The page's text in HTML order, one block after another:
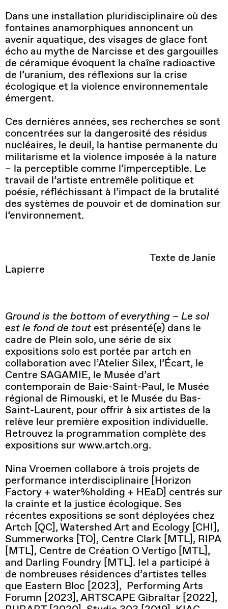
Dans une installation pluridisciplinaire où des
fontaines anamorphiques annoncent un
avenir aquatique, des visages de glace font
écho au mythe de Narcisse et des gargouilles
de céramique évoquent la chaîne radioactive
de l’uranium, des réflexions sur la crise
écologique et la violence environnementale
émergent.
Ces dernières années, ses recherches se sont
concentrées sur la dangerosité des résidus
nucléaires, le deuil, la hantise permanente du
militarisme et la violence imposée à la nature
– la perceptible comme l’imperceptible. Le
travail de l’artiste entremêle politique et
poésie, réfléchissant à l’impact de la brutalité
des systèmes de pouvoir et de domination sur
l’environnement.
Texte de Janie
Lapierre
Groundis the bottom ofeverything – Le sol
est le fond de tout est présenté(e) dans le
cadre de Plein solo, une série de six
expositions solo est portée parartch en
collaboration avec l’Atelier Silex, l’Écart, le
Centre SAGAMIE, le Musée d’art
contemporain de Baie-Saint-Paul, le Musée
régional de Rimouski, et le Musée du Bas-
Saint-Laurent, pour offrir à six artistes de la
relève leur première exposition individuelle.
Retrouvez la programmation complète des
expositions sur www.artch.org.
NinaVroemen collabore à trois projets de
performance interdisciplinaire [Horizon
Factory+ water%holding + HEaD] centrés sur
la crainte et la justice écologique. Ses
récentes expositions se sont déployées chez
Artch [QC],WatershedArt and Ecology [CHI],
Summerworks [TO], Centre Clark [MTL], RIPA
[MTL], Centre de Création O Vertigo [MTL],
and Darling Foundry [MTL]. Iel a participé à
de nombreuses résidences d’artistes telles
que Eastern Bloc [2023], PerformingArts
Forumn [2023], ARTSCAPE Gibraltar [2022],